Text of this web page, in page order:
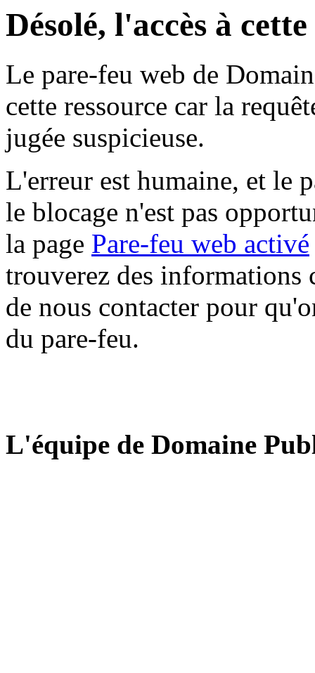
Désolé, l'accès à
Le pare-feu web de
cette ressource car la
jugée suspicieuse.
L'erreur est humaine, et le
le blocage n'est pas
la page Pare-feu web activé
trouverez des informations
de nous contacter pour
du pare-feu.
L'équipe de Domaine